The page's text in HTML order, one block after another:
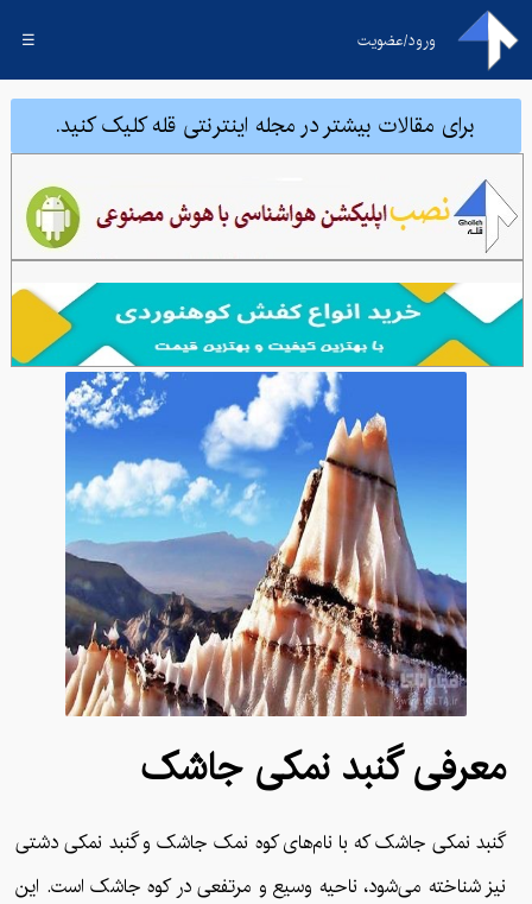
ورود/عضویت ☰
برای مقالات بیشتر در مجله اینترنتی قله کلیک کنید.
معرفی گنبد نمکی جاشک
گنبد نمکی جاشک که با نام‌های کوه نمک جاشک و گنبد نمکی دشتی
نیز شناخته می‌شود، ناحیه وسیع و مرتفعی در کوه جاشک است. این